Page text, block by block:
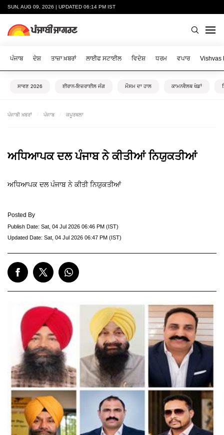
SUN, AUG 09, 2026 | UPDATED 06:14 PM IST
ਪੰਜਾਬ ਦੇਸ਼ ਤਾਜ਼ਾ ਖ਼ਬਰਾਂ ਲਾਈਫ ਸਟਾਈਲ ਵਿਦੇਸ਼ ਧਰਮ ਵਪਾਰ Vishvas
ਸਾਵਣ 2026 ਈਰਾਨ-ਇਜ਼ਰਾਈਲ ਜੰਗ ਮੌਸਮ ਦਾ ਹਾਲ ਕਾਮਨਵੈਲਥ ਖੇਡਾਂ
ਪੰਜਾਬੀ ਖ਼ਬਰਾਂ ਪੰਜਾਬ ਕਪੂਰਥਲਾ
ਅਧਿਆਪਕ ਦਲ ਪੰਜਾਬ ਨੇ ਕੀਤੀਆਂ ਨਿਯੁਕਤੀਆਂ
ਅਧਿਆਪਕ ਦਲ ਪੰਜਾਬ ਨੇ ਕੀਤੀ ਨਿਯੁਕਤੀਆਂ
Posted By
Publish Date: Sat, 04 Jul 2026 06:46 PM (IST)
Updated Date: Sat, 04 Jul 2026 06:47 PM (IST)